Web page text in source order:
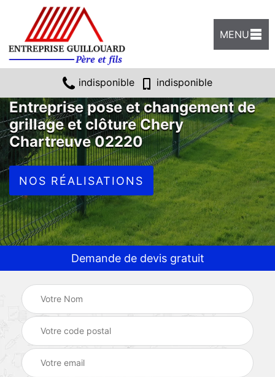
MENU
indisponible indisponible
Entreprise pose et changement de
grillage et clôture Chery
Chartreuve 02220
NOS RÉALISATIONS
Demande de devis gratuit